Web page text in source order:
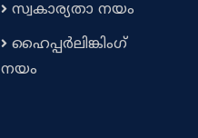
സ്വകാര്യതാ നയം
ഹൈപ്പർലിങ്കിംഗ്
നയം